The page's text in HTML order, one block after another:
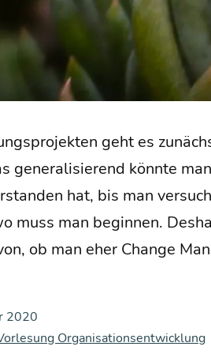
geht es
gene­ra­li­sie­rend könn­te
hat, bis man
muss man begin­nen.
ob man eher Chan­ge
2020
Organisationsentwicklung